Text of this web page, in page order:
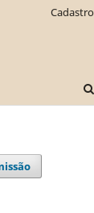
Cadastro